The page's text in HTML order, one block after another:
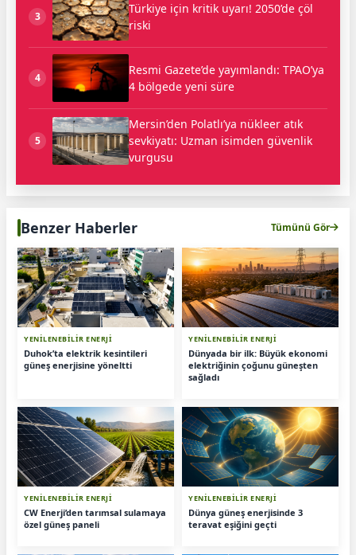
3
Türkiye için kritik uyarı! 2050’de çöl
riski
4
Resmi Gazete’de yayımlandı: TPAO’ya
4 bölgede yeni süre
5
Mersin’den Polatlı’ya nükleer atık
sevkiyatı: Uzman isimden güvenlik
vurgusu
Benzer Haberler Tümünü Gör
YENİLENEBİLİR ENERJİ
Duhok’ta elektrik kesintileri
güneş enerjisine yöneltti
YENİLENEBİLİR ENERJİ
Dünyada bir ilk: Büyük ekonomi
elektriğinin çoğunu güneşten
sağladı
YENİLENEBİLİR ENERJİ
CW Enerji’den tarımsal sulamaya
özel güneş paneli
YENİLENEBİLİR ENERJİ
Dünya güneş enerjisinde 3
teravat eşiğini geçti